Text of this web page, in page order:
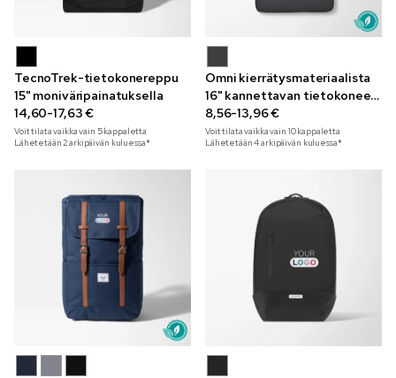
TecnoTrek-tietokonereppu
15" moniväripainatuksella
14,60-17,63 €
Voit tilata vaikka vain 5kappaletta
Lähetetään 2 arkipäivän kuluessa*
Omni kierrätysmateriaalista
16" kannettavan tietokoneen
suojus
8,56-13,96 €
Voit tilata vaikka vain 10kappaletta
Lähetetään 4 arkipäivän kuluessa*